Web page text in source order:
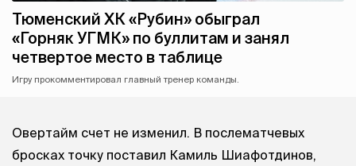
Тюменский ХК «Рубин» обыграл
«Горняк УГМК» по буллитам и занял
четвертое место в таблице
Игру прокомментировал главный тренер команды.
Овертайм счет не изменил. В послематчевых
бросках точку поставил Камиль Шиафотдинов,